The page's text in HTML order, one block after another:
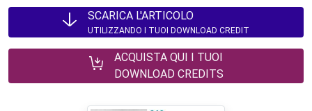
SCARICA L'ARTICOLO
UTILIZZANDO I TUOI DOWNLOAD CREDIT
ACQUISTA QUI I TUOI
DOWNLOAD CREDITS